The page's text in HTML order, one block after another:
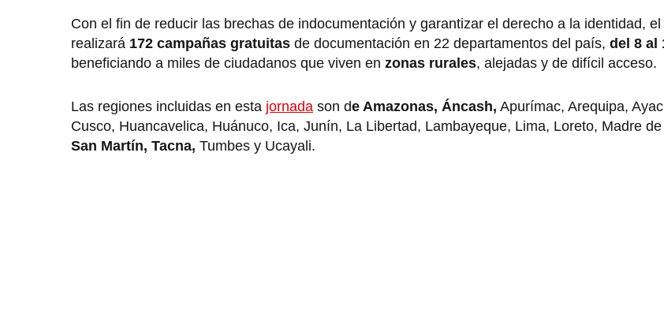
Con el fin de reducir las brechas de indocumentación y garantizar el derecho a la identidad,
realizará 172 campañas gratuitas de documentación en 22 departamentos del país, del 8 al
beneficiando a miles de ciudadanos que viven en zonas rurales, alejadas y de difícil acceso.
Las regiones incluidas en esta jornada son de Amazonas, Áncash, Apurímac, Arequipa,
Cusco, Huancavelica, Huánuco, Ica, Junín, La Libertad, Lambayeque, Lima, Loreto, Madre
San Martín, Tacna, Tumbes y Ucayali.